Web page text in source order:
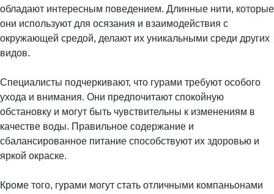
обладают интересным поведением. Длинные нити, которые
они используют для осязания и взаимодействия с
окружающей средой, делают их уникальными среди других
видов.
Специалисты подчеркивают, что гурами требуют особого
ухода и внимания. Они предпочитают спокойную
обстановку и могут быть чувствительны к изменениям в
качестве воды. Правильное содержание и
сбалансированное питание способствуют их здоровью и
яркой окраске.
Кроме того, гурами могут стать отличными компаньонами